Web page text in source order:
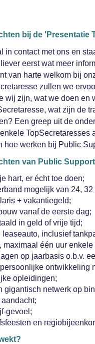
bij de 'Presentatie
in contact met ons en
eerst wat meer
van harte welkom bij
zullen we
wij zijn, wat we doen en
wat zijn de
Een greep uit de
TopSecretaresses
hoe werken bij Public
van Public
hart, er écht toe doen;
mogelijk van 24,
+ vakantiegeld;
vanaf de eerste dag;
in geld of vrije tijd;
leaseauto, inclusief
maximaal één uur enkele
op jaarbasis o.b.v.
ontwikkeling
opleidingen;
gigantisch netwerk op
gevoel;
en